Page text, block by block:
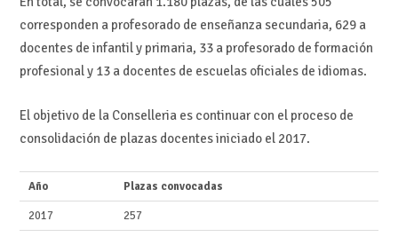
corresponden a profesorado de enseñanza secundaria, 629 a
docentes de infantil y primaria, 33 a profesorado de formación
profesional y 13 a docentes de escuelas oficiales de idiomas.
El objetivo de la Conselleria es continuar con el proceso de
consolidación de plazas docentes iniciado el 2017.
Año Plazas convocadas
2017 257